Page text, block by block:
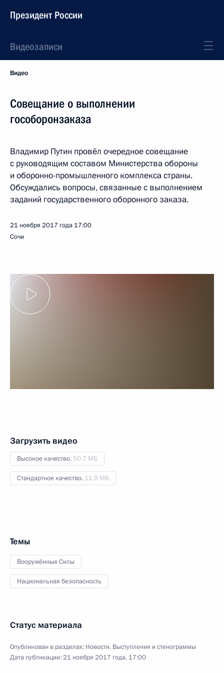
Президент России
Видеозаписи
Видео
Совещание о выполнении
гособоронзаказа
Владимир Путин провёл очередное совещание
с руководящим составом Министерства обороны
и оборонно-промышленного комплекса страны.
Обсуждались вопросы, связанные с выполнением
заданий государственного оборонного заказа.
21 ноября 2017 года 17:00
Сочи
Загрузить видео
Высокое качество, 50.7 МБ
Стандартное качество, 11.9 МБ
Темы
Вооружённые Силы
Национальная безопасность
Статус материала
Опубликован в разделах: Новости, Выступления и стенограммы
Дата публикации:21 ноября 2017 года, 17:00